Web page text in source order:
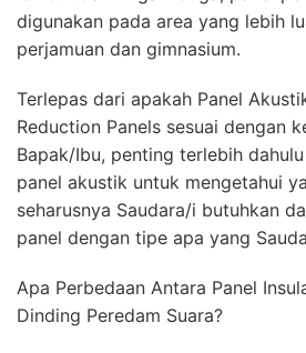
digunakan pada area yang lebih
perjamuan dan gimnasium.
Terlepas dari apakah Panel
Reduction Panels sesuai dengan
Bapak/Ibu, penting terlebih
panel akustik untuk mengetahui
seharusnya Saudara/i butuhkan
panel dengan tipe apa yang
Apa Perbedaan Antara Panel
Dinding Peredam Suara?